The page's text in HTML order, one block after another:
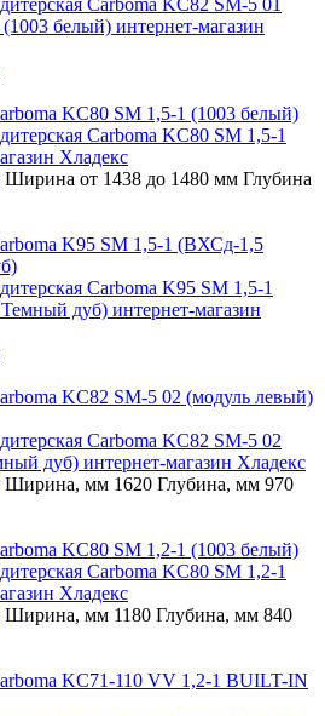
KC80 SM 1,5-1 (1003 белый)
Ширина от 1438 до 1480 мм Глубина
K95 SM 1,5-1 (ВХСд-1,5
KC82 SM-5 02 (модуль левый)
Ширина, мм 1620 Глубина, мм 970
KC80 SM 1,2-1 (1003 белый)
Ширина, мм 1180 Глубина, мм 840
KC71-110 VV 1,2-1 BUILT-IN